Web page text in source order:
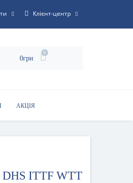
Клієнт-центр
0грн
0
АКЦІЯ
ITTF WTT